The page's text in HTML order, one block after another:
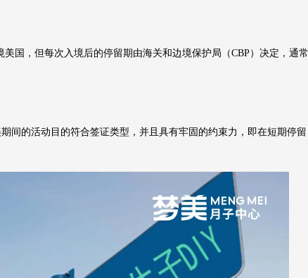
国，但每次入境后的停留期由海关和边境保护局（CBP）决定，通常
间的活动目的符合签证类型，并且具有牢固的约束力，即在短期停留